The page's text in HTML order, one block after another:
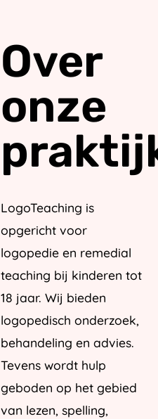
Over
onze
LogoTeaching is
opgericht voor
logopedie en remedial
teaching bij kinderen tot
18 jaar. Wij bieden
logopedisch onderzoek,
behandeling en advies.
Tevens wordt hulp
geboden op het gebied
van lezen, spelling,